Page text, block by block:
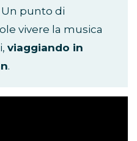
punto di
vivere la musica
viaggiando in
.